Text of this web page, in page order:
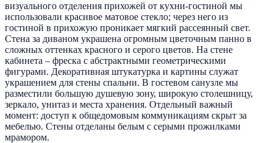
визуального отделения прихожей от кухни-гостиной мы
использовали красивое матовое стекло; через него из
гостиной в прихожую проникает мягкий рассеянный свет.
Стена за диваном украшена огромным цветочным панно в
сложных оттенках красного и серого цветов. На стене
кабинета – фреска с абстрактными геометрическими
фигурами. Декоративная штукатурка и картины служат
украшением для стены спальни. В гостевом санузле мы
разместили большую душевую зону, широкую столешницу,
зеркало, унитаз и места хранения. Отдельный важный
момент: доступ к общедомовым коммуникациям скрыт за
мебелью. Стены отделаны белым с серыми прожилками
мрамором.